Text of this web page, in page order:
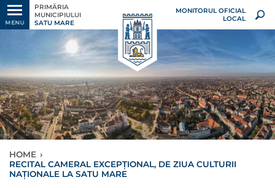
MENU
PRIMĂRIA
MUNICIPIULUI
SATU MARE
MONITORUL OFICIAL
LOCAL
HOME ›
RECITAL CAMERAL EXCEPȚIONAL, DE ZIUA CULTURII
NAȚIONALE LA SATU MARE